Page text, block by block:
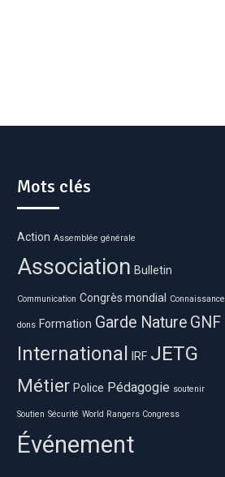
Mots clés
Action Assemblée générale
Association Bulletin
Communication Congrès mondial Connaissance
dons Formation Garde Nature GNF
International IRF JETG
Métier Police Pédagogie soutenir
Soutien Sécurité World Rangers Congress
Événement